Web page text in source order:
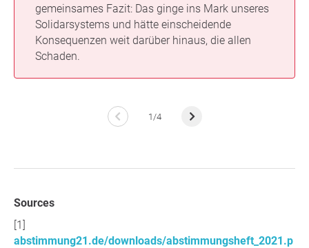
gemeinsames Fazit: Das ginge ins Mark unseres
Solidarsystems und hätte einscheidende
Konsequenzen weit darüber hinaus, die allen
Schaden.
1/4
Sources
abstimmung21.de/downloads/abstimmungsheft_2021.p